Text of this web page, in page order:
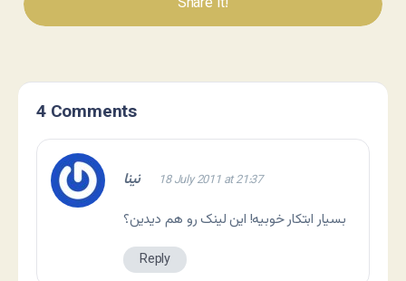
4 Comments
نینا 18 July 2011 at 21:37
بسیار ابتکار خوبیه! این لینکرو هم دیدین؟
Reply